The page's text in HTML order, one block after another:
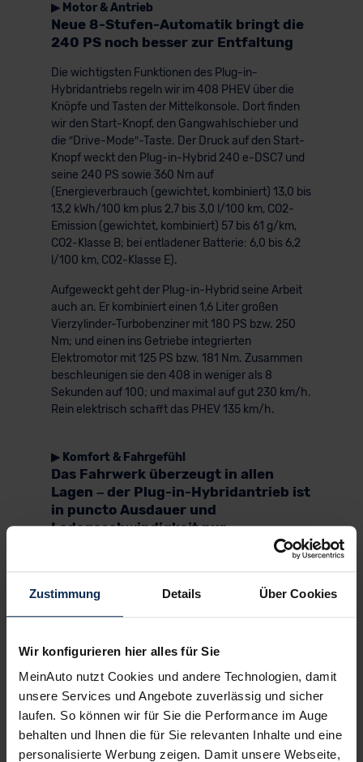
Zustimmung Details Über Cookies
Wir konfigurieren hier alles für Sie
MeinAuto nutzt Cookies und andere Technologien, damit
unsere Services und Angebote zuverlässig und sicher
laufen. So können wir für Sie die Performance im Auge
behalten und Ihnen die für Sie relevanten Inhalte und eine
personalisierte Werbung zeigen. Damit unsere Webseite,
▶ Motor & Antrieb
Neue 8-Stufen-Automatik bringt die
240 PS noch besser zur Entfaltung
Die wichtigsten Funktionen des Plug-in-
Hybridantriebs regeln wir im 408 PHEV über die
Knöpfe und Tasten der Mittelkonsole. Dort finden
wir den Start-Knopf, den Gangwahlschieber und
die ″Drive-Mode″-Taste. Der Druck auf den Start-
Knopf weckt den Plug-in-Hybrid 240 e-DSC7 und
seine 240 PS sowie 360 Nm auf
(Energieverbrauch (gewichtet, kombiniert) 13,0 bis
13,2 kWh/100 km plus 2,7 bis 3,0 l/100 km, CO2-
Emission (gewichtet, kombiniert) 57 bis 61 g/km,
CO2-Klasse B; bei entladener Batterie: 6,0 bis 6,2
l/100 km, CO2-Klasse E).
Aufgeweckt geht der Plug-in-Hybrid seine Arbeit
auch an. Er kombiniert einen 1,6 Liter großen
Vierzylinder-Turbobenziner mit 180 PS bzw. 250
Nm; und einen ins Getriebe integrierten
Elektromotor mit 125 PS bzw. 181 Nm. Zusammen
beschleunigen sie den 408 in weniger als 8
Sekunden auf 100; und maximal auf gut 230 km/h.
Rein elektrisch schafft das PHEV 135 km/h.
▶ Komfort & Fahrgefühl
Das Fahrwerk überzeugt in allen
Lagen – der Plug-in-Hybridantrieb ist
in puncto Ausdauer und
Ladegeschwindigkeit nur
Die Fahrleistungen des 408 Plug-in-Hybrid
passen zum stilvoll-sportlichen Auftreten. Durch
der Antrieb mehr Schwung und Souveränität.
Interessant ist die Leistung auch im Vergleich mit
dem Peugeot 5008 Plug-in-Hybrid. Der Vorsprung
des 408 Plug-in-Hybrid ist mittlerweile auf über 50
PS angewachsen. Aber. Die PHEVs des 3er BMWs
und des Renault Rafale sind mit 292 bzw. 300 PS